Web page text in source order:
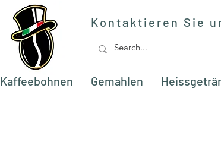
Kontaktieren Sie
Kaffeebohnen Gemahlen